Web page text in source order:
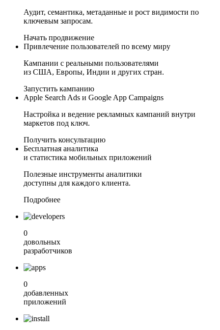
Аудит, семантика, метаданные и рост видимости по
ключевым запросам.
Начать продвижение
Привлечение пользователей по всему миру
Кампании с реальными пользователями
из США, Европы, Индии и других стран.
Запустить кампанию
Apple Search Ads и Google App Campaigns
Настройка и ведение рекламных кампаний внутри
маркетов под ключ.
Получить консультацию
Бесплатная аналитика
и статистика мобильных приложений
Полезные инструменты аналитики
доступны для каждого клиента.
Подробнее
0
довольных
разработчиков
0
добавленных
приложений